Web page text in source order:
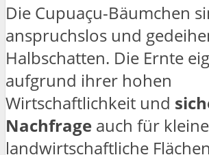
Die Cupuaçu-Bäumchen
anspruchslos und
Halbschatten. Die Ernte
aufgrund ihrer hohen
Wirtschaftlichkeit und
Nachfrage auch für kleine
landwirtschaftliche